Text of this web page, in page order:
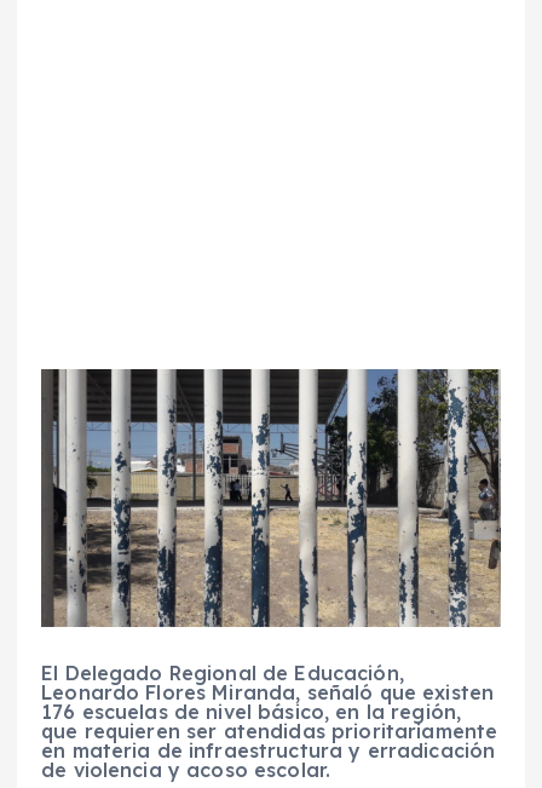
El Delegado Regional de Educación,
Leonardo Flores Miranda, señaló que existen
176 escuelas de nivel básico, en la región,
que requieren ser atendidas prioritariamente
en materia de infraestructura y erradicación
de violencia y acoso escolar.